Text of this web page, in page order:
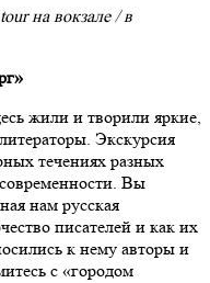
на вокзале / в
жили и творили яркие,
Экскурсия
течениях разных
Вы
нам русская
писателей и как их
к нему авторы и
с «городом